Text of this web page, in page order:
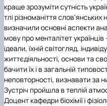
краще зрозуміти сутність
тлі різноманіття
визначили основні аспекти
мову про менталітет
ідеали, їхній світогляд,
життєдіяльності, основи та
бачити їх і в загальній
неповторності, визнавати за
Зустріч пройшла в теплій
Доцент кафедри біохімії і